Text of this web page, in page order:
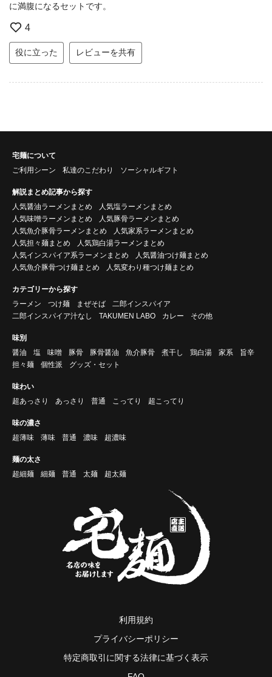
に満腹になるセットです。
4
役に立った レビューを共有
宅麺について
ご利用シーン
私達のこだわり ソーシャルギフト
解説まとめ記事から探す
人気醤油ラーメンまとめ
人気塩ラーメンまとめ
人気味噌ラーメンまとめ
人気豚骨ラーメンまとめ
人気魚介豚骨ラーメンまとめ
人気家系ラーメンまとめ
人気担々麺まとめ
人気鶏白湯ラーメンまとめ
人気インスパイア系ラーメンまとめ
人気醤油つけ麺まとめ
人気魚介豚骨つけ麺まとめ
人気変わり種つけ麺まとめ
カテゴリーから探す
ラーメン
つけ麺 まぜそば
二郎インスパイア
二郎インスパイア汁なし
TAKUMEN LABO カレー その他
味別
醤油
塩 味噌 豚骨 豚骨醤油 魚介豚骨 煮干し 鶏白湯 家系
旨辛
担々麺
個性派 グッズ・セット
味わい
超あっさり
あっさり 普通 こってり 超こってり
味の濃さ
超薄味
薄味 普通 濃味 超濃味
麺の太さ
超細麺
細麺 普通 太麺 超太麺
利用規約
プライバシーポリシー
特定商取引に関する法律に基づく表示